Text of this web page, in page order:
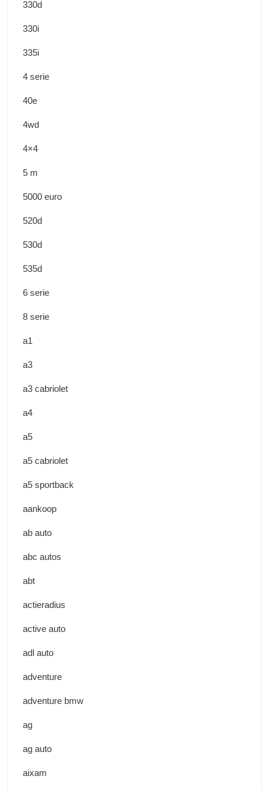
330d
330i
335i
4 serie
40e
4wd
4×4
5 m
5000 euro
520d
530d
535d
6 serie
8 serie
a1
a3
a3 cabriolet
a4
a5
a5 cabriolet
a5 sportback
aankoop
ab auto
abc autos
abt
actieradius
active auto
adl auto
adventure
adventure bmw
ag
ag auto
aixam